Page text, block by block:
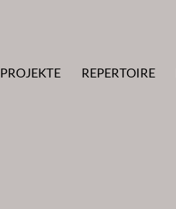
PROJEKTE REPERTOIRE